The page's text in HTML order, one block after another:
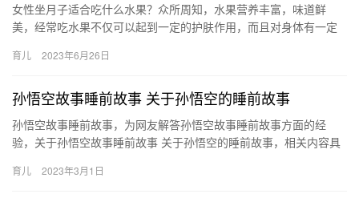
女性坐月子适合吃什么水果？众所周知，水果营养丰富，味道鲜
美，经常吃水果不仅可以起到一定的护肤作用，而且对身体有一定
比较 女…
育儿 2023年6月26日
孙悟空故事睡前故事 关于孙悟空的睡前故事
孙悟空故事睡前故事，为网友解答孙悟空故事睡前故事方面的经
验，关于孙悟空故事睡前故事 关于孙悟空的睡前故事，相关内容具
育儿 2023年3月1日